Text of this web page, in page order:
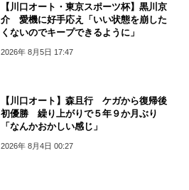
【川口オート・東京スポーツ杯】黒川京
介 愛機に好手応え「いい状態を崩した
くないのでキープできるように」
2026年 8月5日 17:47
【川口オート】森且行 ケガから復帰後
初優勝 繰り上がりで５年９か月ぶり
「なんかおかしい感じ」
2026年 8月4日 00:27